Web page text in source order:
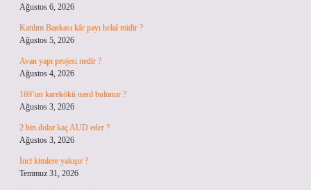
Ağustos 6, 2026
Katılım Bankası kâr payı helal midir ?
Ağustos 5, 2026
Avan yapı projesi nedir ?
Ağustos 4, 2026
169’un karekökü nasıl bulunur ?
Ağustos 3, 2026
2 bin dolar kaç AUD eder ?
Ağustos 3, 2026
İnci kimlere yakışır ?
Temmuz 31, 2026